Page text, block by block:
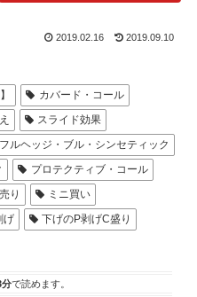
2019.02.16 2019.09.10
カバード・コール
スライド効果
フルヘッジ・ブル・シンセティック
プロテクティブ・コール
り
ミニ買い
げ
下げのP剥げC盛り
分で読めます。